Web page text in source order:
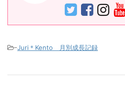
-Juri＊Kento 月別成長記録